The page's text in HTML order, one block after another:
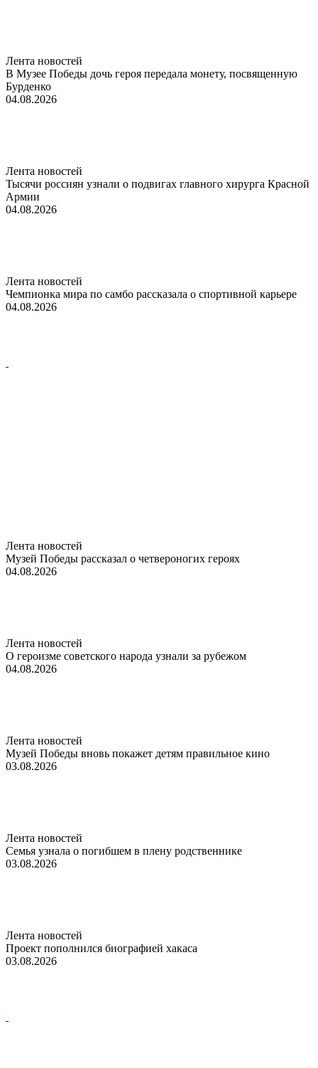
Лента новостей
В Музее Победы дочь героя передала монету, посвященную
Бурденко
04.08.2026
Лента новостей
Тысячи россиян узнали о подвигах главного хирурга Красной
Армии
04.08.2026
Лента новостей
Чемпионка мира по самбо рассказала о спортивной карьере
04.08.2026
Лента новостей
Музей Победы рассказал о четвероногих героях
04.08.2026
Лента новостей
О героизме советского народа узнали за рубежом
04.08.2026
Лента новостей
Музей Победы вновь покажет детям правильное кино
03.08.2026
Лента новостей
Семья узнала о погибшем в плену родственнике
03.08.2026
Лента новостей
Проект пополнился биографией хакаса
03.08.2026